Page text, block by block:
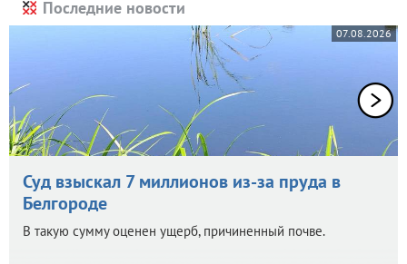
Последние новости
07.08.2026
Суд взыскал 7 миллионов из-за пруда в
Белгороде
В такую сумму оценен ущерб, причиненный почве.